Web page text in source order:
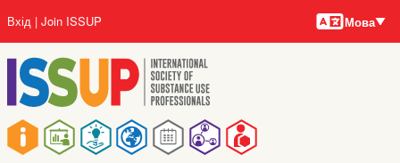
до
основного
вмісту
Main
navigation
User
account
menu
Вхід Join ISSUP Мови
Мова